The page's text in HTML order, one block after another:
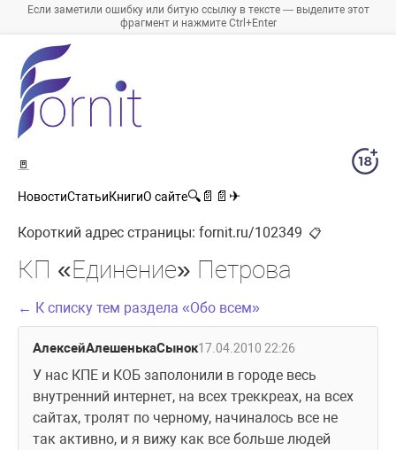
Если заметили ошибку или битую ссылку в тексте — выделите этот
фрагмент и нажмите Ctrl+Enter
🚪
НовостиСтатьиКнигиО сайте🔍 📄 📄 ✈
Короткий адрес страницы: fornit.ru/102349 📋
КП «Единение» Петрова
← К списку тем раздела «Обо всем»
АлексейАлешенькаСынок17.04.2010 22:26
У нас КПЕ и КОБ заполонили в городе весь
внутренний интернет, на всех треккреах, на всех
сайтах, тролят по черному, начиналось все не
так активно, и я вижу как все больше людей